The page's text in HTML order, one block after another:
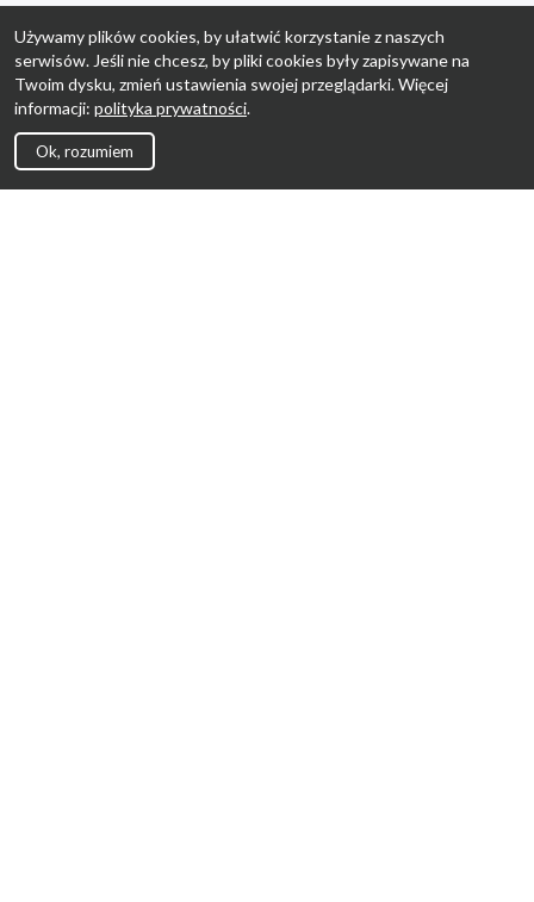
Używamy plików cookies, by ułatwić korzystanie z naszych
serwisów. Jeśli nie chcesz, by pliki cookies były zapisywane na
Twoim dysku, zmień ustawienia swojej przeglądarki. Więcej
informacji: polityka prywatności.
Ok, rozumiem